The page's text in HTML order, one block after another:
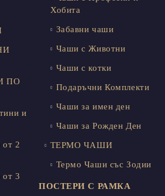
ПО
и
от 2
от 3
Хобита
Забавни чаши
Чаши с Животни
Чаши с котки
Подаръчни Комплекти
Чаши за имен ден
Чаши за Рожден Ден
ТЕРМО ЧАШИ
Термо Чаши със Зодии
ПОСТЕРИ С РАМКА